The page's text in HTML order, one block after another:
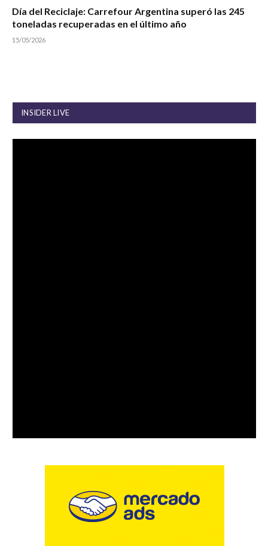
Día del Reciclaje: Carrefour Argentina superó las 245
toneladas recuperadas en el último año
15/05/2026
INSIDER LIVE